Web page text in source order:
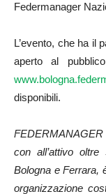
Federmanager
L’evento, che ha il
aperto al
disponibili.
con all’attivo
Bologna e Ferrara,
organizzazione